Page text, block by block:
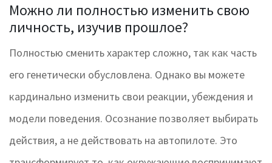
Можно ли полностью изменить свою
личность, изучив прошлое?
Полностью сменить характер сложно, так как часть
его генетически обусловлена. Однако вы можете
кардинально изменить свои реакции, убеждения и
модели поведения. Осознание позволяет выбирать
действия, а не действовать на автопилоте. Это